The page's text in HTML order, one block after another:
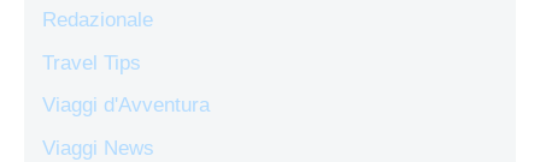
Redazionale
Travel Tips
Viaggi d'Avventura
Viaggi News